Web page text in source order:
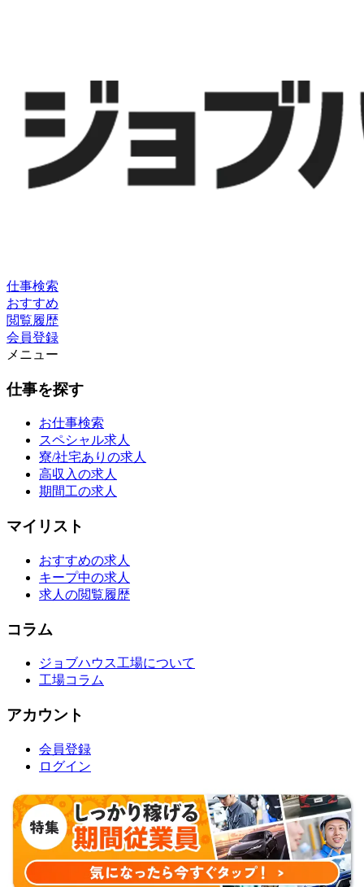
仕事検索
おすすめ
閲覧履歴
会員登録
メニュー
仕事を探す
お仕事検索
スペシャル求人
寮/社宅ありの求人
高収入の求人
期間工の求人
マイリスト
おすすめの求人
キープ中の求人
求人の閲覧履歴
コラム
ジョブハウス工場について
工場コラム
アカウント
会員登録
ログイン